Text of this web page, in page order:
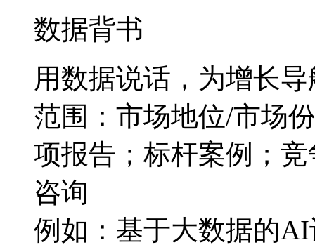
数据背书
用数据说话，为增长导
范围：市场地位/市场
项报告；标杆案例；
咨询
例如：基于大数据的